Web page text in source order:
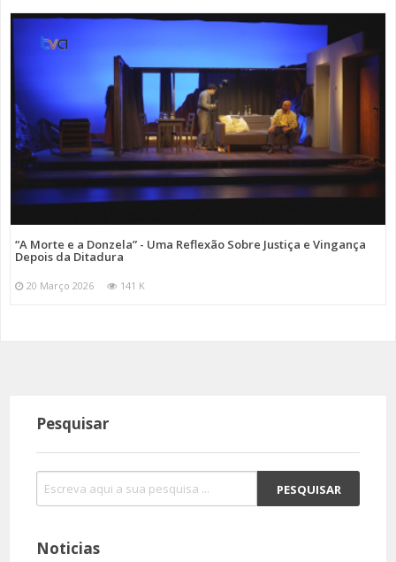
“A Morte e a Donzela” - Uma Reflexão Sobre Justiça e Vingança
Depois da Ditadura
20 Março 2026 141 K
Pesquisar
Noticias